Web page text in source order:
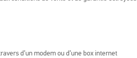
d’un modem ou d’une box internet